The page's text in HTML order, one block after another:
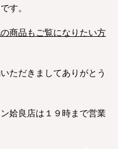
す。
商品もご覧になりたい方
ただきましてありがとう
姶良店は１９時まで営業